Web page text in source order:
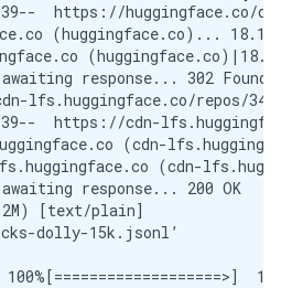
https://huggingface.co/
(huggingface.co)...
response... 302 Found
repos/34/ac/
https://cdn-lfs.huggingface.co/
(cdn-
(cdn-
response... 200 OK
[text/plain]
dolly-15k.jsonl’